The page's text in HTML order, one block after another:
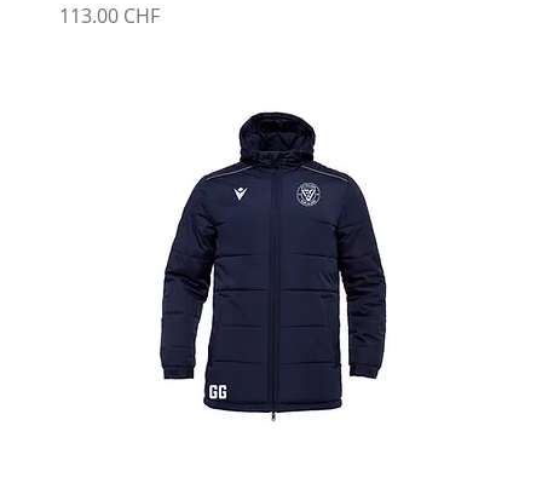
Prix
113.00 CHF